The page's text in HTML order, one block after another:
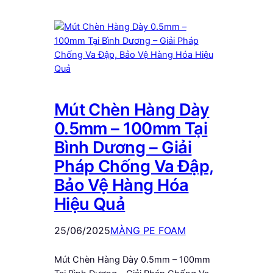
Mút Chèn Hàng Dày
0.5mm – 100mm Tại
Bình Dương – Giải
Pháp Chống Va Đập,
Bảo Vệ Hàng Hóa
Hiệu Quả
25/06/2025MÀNG PE FOAM
Mút Chèn Hàng Dày 0.5mm – 100mm